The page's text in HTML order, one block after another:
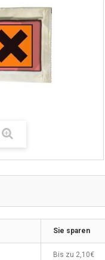
Sie sparen
Bis zu 2,10€